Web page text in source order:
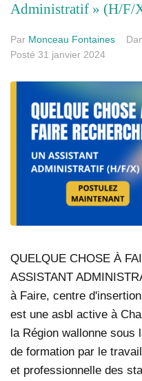
Administratif » (H/F/
Par Monceau Fontaines
Posté 31 janvier 2024
QUELQUE CHOSE À
ASSISTANT
à Faire, centre
est une asbl active à
la Région wallonne
de formation par le
et professionnelle des